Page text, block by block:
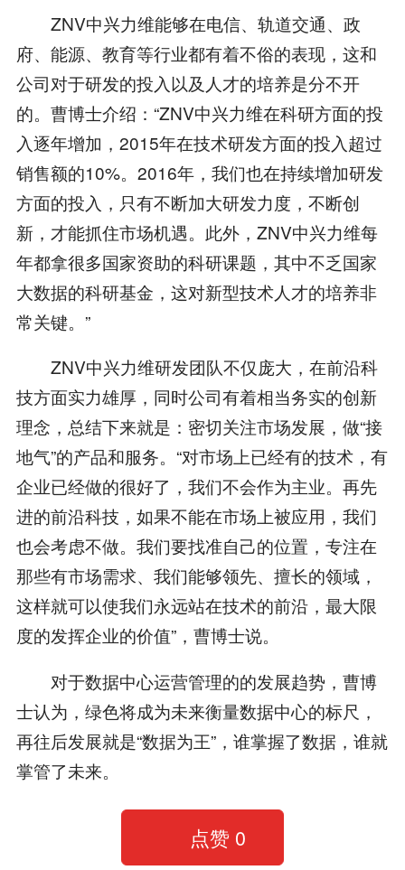
ZNV中兴力维能够在电信、轨道交通、政
府、能源、教育等行业都有着不俗的表现，这和
公司对于研发的投入以及人才的培养是分不开
的。曹博士介绍：“ZNV中兴力维在科研方面的投
入逐年增加，2015年在技术研发方面的投入超过
销售额的10%。2016年，我们也在持续增加研发
方面的投入，只有不断加大研发力度，不断创
新，才能抓住市场机遇。此外，ZNV中兴力维每
年都拿很多国家资助的科研课题，其中不乏国家
大数据的科研基金，这对新型技术人才的培养非
常关键。”
ZNV中兴力维研发团队不仅庞大，在前沿科
技方面实力雄厚，同时公司有着相当务实的创新
理念，总结下来就是：密切关注市场发展，做“接
地气”的产品和服务。“对市场上已经有的技术，有
企业已经做的很好了，我们不会作为主业。再先
进的前沿科技，如果不能在市场上被应用，我们
也会考虑不做。我们要找准自己的位置，专注在
那些有市场需求、我们能够领先、擅长的领域，
这样就可以使我们永远站在技术的前沿，最大限
度的发挥企业的价值”，曹博士说。
对于数据中心运营管理的的发展趋势，曹博
士认为，绿色将成为未来衡量数据中心的标尺，
再往后发展就是“数据为王”，谁掌握了数据，谁就
掌管了未来。
点赞 0